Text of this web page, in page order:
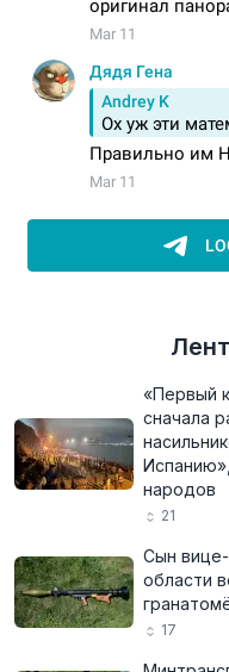
«Первый
сначала
народов
21
Сын
области
17